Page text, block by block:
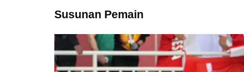
Susunan Pemain